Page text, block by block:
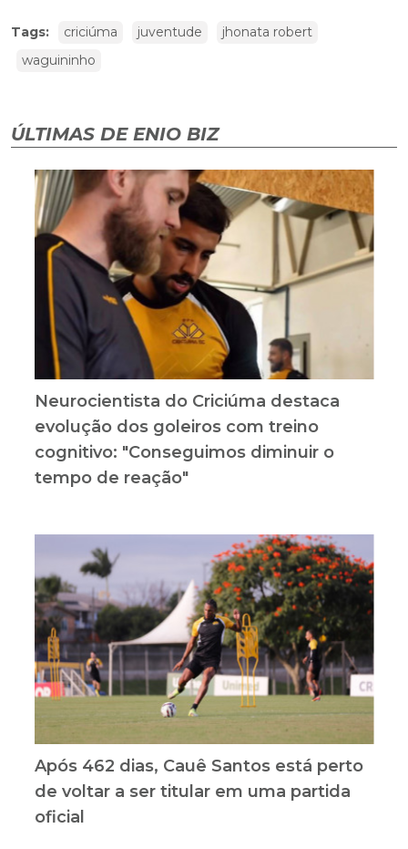
Tags: criciúma juventude
jhonata robert
waguininho
ÚLTIMAS DE ENIO BIZ
Neurocientista do Criciúma destaca
evolução dos goleiros com treino
cognitivo: "Conseguimos diminuir o
tempo de reação"
Após 462 dias, Cauê Santos está perto
de voltar a ser titular em uma partida
oficial